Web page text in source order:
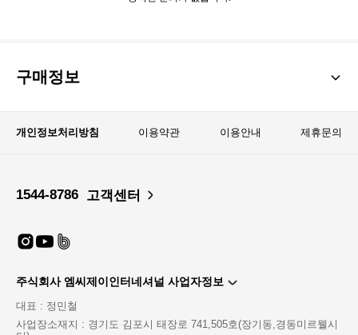
구매정보
개인정보처리방침 이용약관 이용안내 제휴문의
1544-8786 고객센터
주식회사 엠씨제이인터네셔널 사업자정보
대표 : 정민철
사업장소재지 : 경기도 김포시 태장로 741,505호(장기동,경동미르웰시